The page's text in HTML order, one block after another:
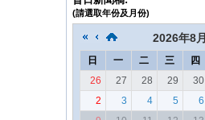
(請選取年份及月份)
2026年8月
日 一 二 三 四
26
27 28 29 30
2
3 4 5 6